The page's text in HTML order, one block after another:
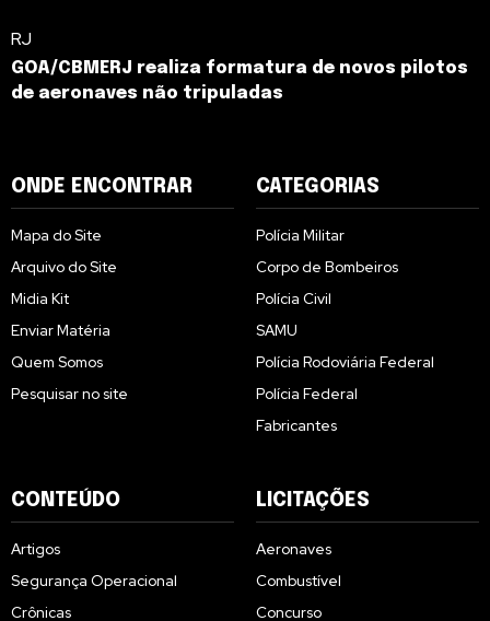
RJ
GOA/CBMERJ realiza formatura de novos pilotos
de aeronaves não tripuladas
ONDE ENCONTRAR
Mapa do Site
Arquivo do Site
Midia Kit
Enviar Matéria
Quem Somos
Pesquisar no site
CATEGORIAS
Polícia Militar
Corpo de Bombeiros
Polícia Civil
SAMU
Polícia Rodoviária Federal
Polícia Federal
Fabricantes
CONTEÚDO
Artigos
Segurança Operacional
Crônicas
LICITAÇÕES
Aeronaves
Combustível
Concurso